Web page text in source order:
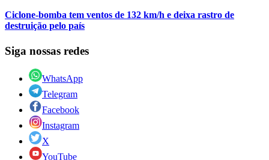
Ciclone-bomba tem ventos de 132 km/h e deixa rastro de
destruição pelo país
Siga nossas redes
WhatsApp
Telegram
Facebook
Instagram
X
YouTube